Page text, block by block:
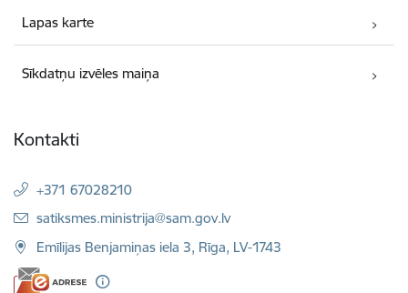
Lapas karte
Sīkdatņu izvēles maiņa
Kontakti
+371 67028210
E-pasts:
satiksmes.ministrija@sam.gov.lv
Emīlijas Benjamiņas iela 3, Rīga, LV-1743